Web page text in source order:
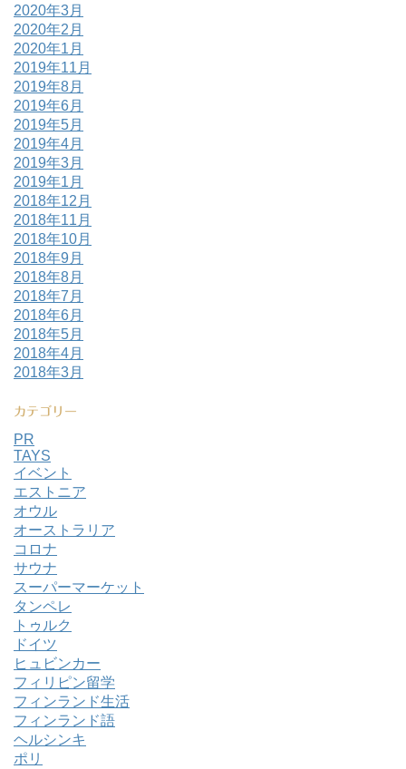
2020年3月
2020年2月
2020年1月
2019年11月
2019年8月
2019年6月
2019年5月
2019年4月
2019年3月
2019年1月
2018年12月
2018年11月
2018年10月
2018年9月
2018年8月
2018年7月
2018年6月
2018年5月
2018年4月
2018年3月
カテゴリー
PR
TAYS
イベント
エストニア
オウル
オーストラリア
コロナ
サウナ
スーパーマーケット
タンペレ
トゥルク
ドイツ
ヒュビンカー
フィリピン留学
フィンランド生活
フィンランド語
ヘルシンキ
ポリ